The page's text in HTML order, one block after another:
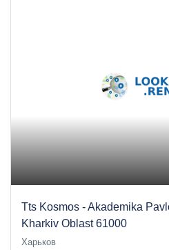
Tts Kosmos - Akademika
Kharkiv Oblast 61000
Харьков